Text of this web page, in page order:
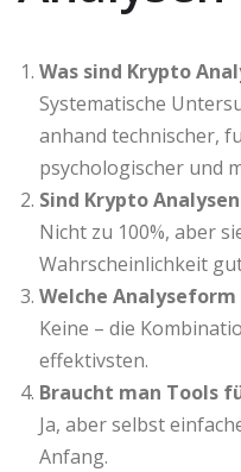
Was sind Krypto
Systematische
anhand technischer,
psychologischer und
Sind Krypto
Nicht zu 100%, aber
Wahrscheinlichkeit
Welche
Keine – die
effektivsten.
Braucht man Tools
Ja, aber selbst
Anfang.